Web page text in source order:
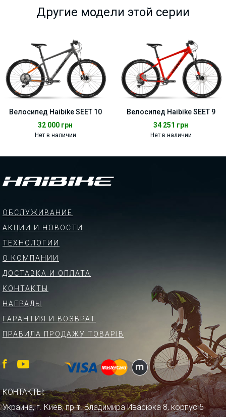
Другие модели этой серии
Велосипед Haibike SEET 10
32 000 грн
Нет в наличии
Велосипед Haibike SEET 9
34 251 грн
Нет в наличии
ОБСЛУЖИВАНИЕ
АКЦИИ И НОВОСТИ
ТЕХНОЛОГИИ
О КОМПАНИИ
ДОСТАВКА И ОПЛАТА
КОНТАКТЫ
НАГРАДЫ
ГАРАНТИЯ И ВОЗВРАТ
ПРАВИЛА ПРОДАЖУ ТОВАРІВ
КОНТАКТЫ:
Украина, г. Киев, пр-т. Владимира Ивасюка 8, корпус 5